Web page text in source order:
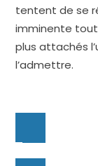
tentent de se
imminente tout
plus attachés
l’admettre.